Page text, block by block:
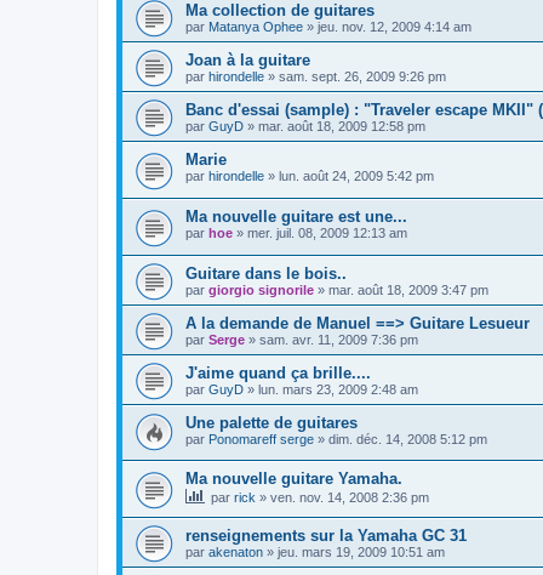
Ma collection de guitares
par Matanya Ophee » jeu. nov. 12, 2009 4:14 am
Joan à la guitare
par hirondelle » sam. sept. 26, 2009 9:26 pm
Banc d'essai (sample) : "Traveler escape MKII"
par GuyD » mar. août 18, 2009 12:58 pm
Marie
par hirondelle » lun. août 24, 2009 5:42 pm
Ma nouvelle guitare est une...
par hoe » mer. juil. 08, 2009 12:13 am
Guitare dans le bois..
par giorgio signorile » mar. août 18, 2009 3:47 pm
A la demande de Manuel ==> Guitare Lesueur
par Serge » sam. avr. 11, 2009 7:36 pm
J'aime quand ça brille....
par GuyD » lun. mars 23, 2009 2:48 am
Une palette de guitares
par Ponomareff serge » dim. déc. 14, 2008 5:12 pm
Ma nouvelle guitare Yamaha.
par rick » ven. nov. 14, 2008 2:36 pm
renseignements sur la Yamaha GC 31
par akenaton » jeu. mars 19, 2009 10:51 am